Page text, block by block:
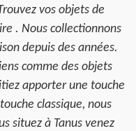
vos objets de
. Nous collectionnons
depuis des années.
comme des objets
apporter une touche
classique, nous
situez à Tanus venez